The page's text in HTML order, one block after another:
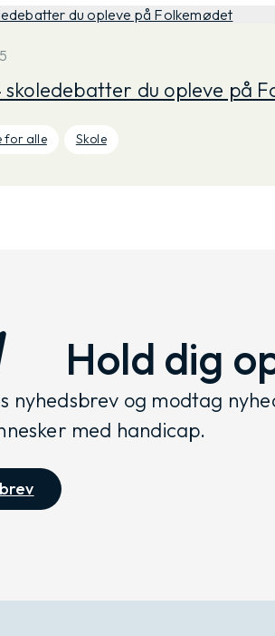
skoledebatter du opleve på
for alle Skole
Hold dig
nyhedsbrev og modtag
med handicap.